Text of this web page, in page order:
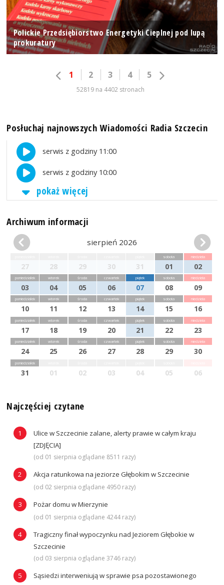
Polickie Przedsiębiorstwo Energetyki Cieplnej pod lupą
prokuratury
1 2 3 4 5
52819 na 4402 stronach
Posłuchaj najnowszych Wiadomości Radia Szczecin
serwis z godziny 11:00
serwis z godziny 10:00
pokaż więcej
Archiwum informacji
sierpień 2026
27 28 29 30 31
sobota
01
niedziela
02
poniedziałek
03
wtorek
04
środa
05
czwartek
06
piątek
07
sobota
08
niedziela
09
poniedziałek
10
wtorek
11
środa
12
czwartek
13
piątek
14
sobota
15
niedziela
16
poniedziałek
17
wtorek
18
środa
19
czwartek
20
piątek
21
sobota
22
niedziela
23
poniedziałek
24
wtorek
25
środa
26
czwartek
27
piątek
28
sobota
29
niedziela
30
poniedziałek
31 01 02 03 04 05 06
Najczęściej czytane
Ulice w Szczecinie zalane, alerty prawie w całym kraju
[ZDJĘCIA]
(od 01 sierpnia oglądane 8511 razy)
Akcja ratunkowa na jeziorze Głębokim w Szczecinie
(od 02 sierpnia oglądane 4950 razy)
Pożar domu w Mierzynie
(od 01 sierpnia oglądane 4244 razy)
Tragiczny finał wypoczynku nad Jeziorem Głębokie w
Szczecinie
(od 03 sierpnia oglądane 3746 razy)
Sąsiedzi interweniują w sprawie psa pozostawionego